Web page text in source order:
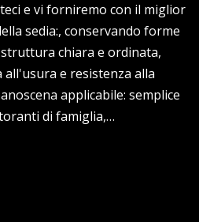
e vi forniremo con il miglior
sedia:, conservando forme
chiara e ordinata,
e resistenza alla
applicabile: semplice
di famiglia,…